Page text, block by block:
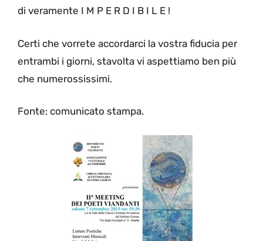
di veramente I M P E R D I B I L E !
Certi che vorrete accordarci la vostra fiducia per
entrambi i giorni, stavolta vi aspettiamo ben più
che numerossissimi.
Fonte: comunicato stampa.